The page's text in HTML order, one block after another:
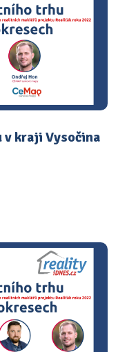
kraji Vysočina